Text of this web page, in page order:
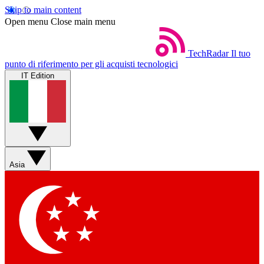
Skip to main content
Open menu Close main menu
TechRadar Il tuo
punto di riferimento per gli acquisti tecnologici
IT Edition
Asia